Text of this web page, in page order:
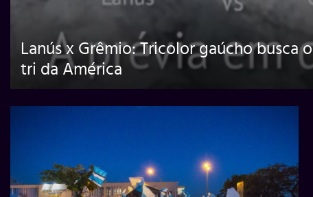
Lanús x Grêmio: Tricolor gaúcho busca o
tri da América